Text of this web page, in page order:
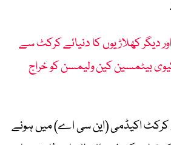
دیگر کھلاڑیوں کا دنیائے کرکٹ سے
بیٹمسین کین ولیمسن کو خراج
کرکٹ اکیڈمی (این سی اے) میں ہونے